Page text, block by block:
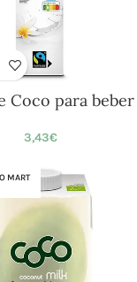
Coco para beber
3,43€
MART